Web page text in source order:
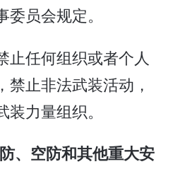
员会规定。
任何组织或者个人
止非法武装活动，
力量组织。
、空防和其他重大安